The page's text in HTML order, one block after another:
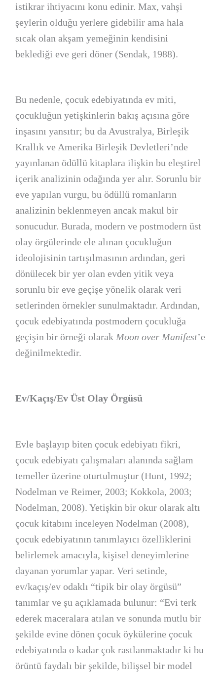
istikrar ihtiyacını konu edinir. Max, vahşi
şeylerin olduğu yerlere gidebilir ama hala
sıcak olan akşam yemeğinin kendisini
beklediği eve geri döner (Sendak, 1988).
Bu nedenle, çocuk edebiyatında ev miti,
çocukluğun yetişkinlerin bakış açısına göre
inşasını yansıtır; bu da Avustralya, Birleşik
Krallık ve Amerika Birleşik Devletleri’nde
yayınlanan ödüllü kitaplara ilişkin bu eleştirel
içerik analizinin odağında yer alır. Sorunlu bir
eve yapılan vurgu, bu ödüllü romanların
analizinin beklenmeyen ancak makul bir
sonucudur. Burada, modern ve postmodern üst
olay örgülerinde ele alınan çocukluğun
ideolojisinin tartışılmasının ardından, geri
dönülecek bir yer olan evden yitik veya
sorunlu bir eve geçişe yönelik olarak veri
setlerinden örnekler sunulmaktadır. Ardından,
çocuk edebiyatında postmodern çocukluğa
geçişin bir örneği olarak Moon over Manifest’e
değinilmektedir.
Ev/Kaçış/Ev Üst Olay Örgüsü
Evle başlayıp biten çocuk edebiyatı fikri,
çocuk edebiyatı çalışmaları alanında sağlam
temeller üzerine oturtulmuştur (Hunt, 1992;
Nodelman ve Reimer, 2003; Kokkola, 2003;
Nodelman, 2008). Yetişkin bir okur olarak altı
çocuk kitabını inceleyen Nodelman (2008),
çocuk edebiyatının tanımlayıcı özelliklerini
belirlemek amacıyla, kişisel deneyimlerine
dayanan yorumlar yapar. Veri setinde,
ev/kaçış/ev odaklı “tipik bir olay örgüsü”
tanımlar ve şu açıklamada bulunur: “Evi terk
ederek maceralara atılan ve sonunda mutlu bir
şekilde evine dönen çocuk öykülerine çocuk
edebiyatında o kadar çok rastlanmaktadır ki bu
örüntü faydalı bir şekilde, bilişsel bir model